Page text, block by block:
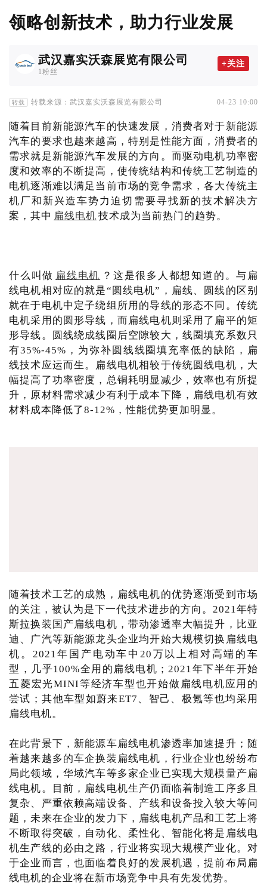
领略创新技术，助力行业发展
武汉嘉实沃森展览有限公司
1粉丝
+关注
转载 转载来源：武汉嘉实沃森展览有限公司 04-23 10:00
随着目前新能源汽车的快速发展，消费者对于新能源
汽车的要求也越来越高，特别是性能方面，消费者的
需求就是新能源汽车发展的方向。而驱动电机功率密
度和效率的不断提高，使传统结构和传统工艺制造的
电机逐渐难以满足当前市场的竞争需求，各大传统主
机厂和新兴造车势力迫切需要寻找新的技术解决方
案，其中 扁线电机 技术成为当前热门的趋势。
什么叫做 扁线电机 ？这是很多人都想知道的。与扁
线电机相对应的就是“圆线电机”，扁线、圆线的区别
就在于电机中定子绕组所用的导线的形态不同。传统
电机采用的圆形导线，而扁线电机则采用了扁平的矩
形导线。圆线绕成线圈后空隙较大，线圈填充系数只
有35%-45%，为弥补圆线线圈填充率低的缺陷，扁
线技术应运而生。扁线电机相较于传统圆线电机，大
幅提高了功率密度，总铜耗明显减少，效率也有所提
升，原材料需求减少有利于成本下降，扁线电机有效
材料成本降低了8-12%，性能优势更加明显。
随着技术工艺的成熟，扁线电机的优势逐渐受到市场
的关注，被认为是下一代技术进步的方向。2021年特
斯拉换装国产扁线电机，带动渗透率大幅提升，比亚
迪、广汽等新能源龙头企业均开始大规模切换扁线电
机。2021年国产电动车中20万以上相对高端的车
型，几乎100%全用的扁线电机；2021年下半年开始
五菱宏光MINI等经济车型也开始做扁线电机应用的
尝试；其他车型如蔚来ET7、智己、极氪等也均采用
扁线电机。
在此背景下，新能源车扁线电机渗透率加速提升；随
着越来越多的车企换装扁线电机，行业企业也纷纷布
局此领域，华域汽车等多家企业已实现大规模量产扁
线电机。目前，扁线电机生产仍面临着制造工序多且
复杂、严重依赖高端设备、产线和设备投入较大等问
题，未来在企业的发力下，扁线电机产品和工艺上将
不断取得突破，自动化、柔性化、智能化将是扁线电
机生产线的必由之路，行业将实现大规模产业化。对
于企业而言，也面临着良好的发展机遇，提前布局扁
线电机的企业将在新市场竞争中具有先发优势。